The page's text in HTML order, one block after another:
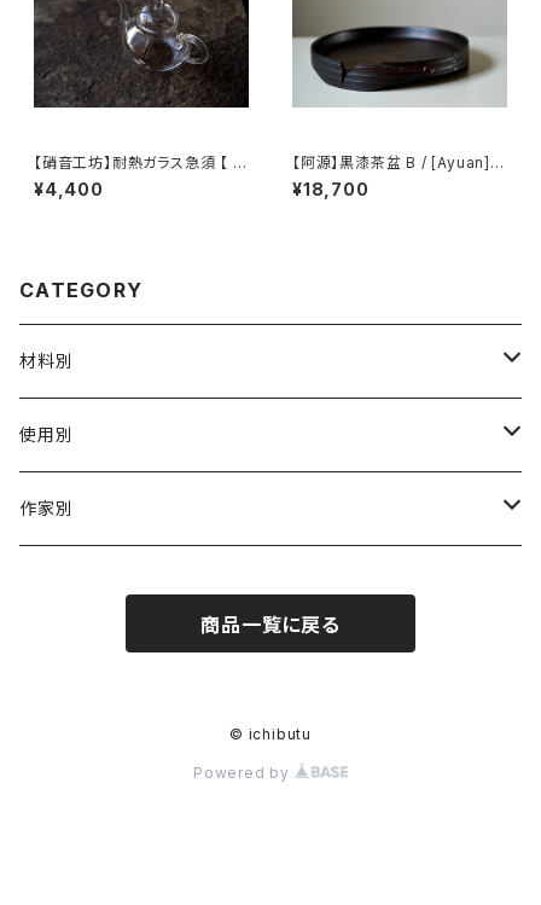
【硝音工坊】耐熱ガラス急須 【 S
hione Studio】Borosilicate
glass teapot
¥4,400
【阿源】黒漆茶盆 B / [Ayuan] B
lack Lacquer Tea Tray B
¥18,700
CATEGORY
材料別
陶磁器
ガラス
使用別
茶壺 急须 土瓶
作家別
商品一覧に戻る
© ichibutu
Powered by